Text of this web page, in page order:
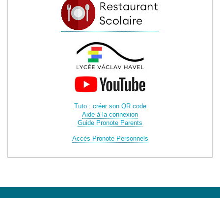
Tuto : créer son QR code
Aide à la connexion
Guide Pronote Parents
Accés Pronote Personnels